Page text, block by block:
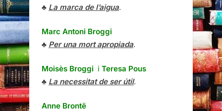
♣ La marca de l’aigua.
Marc Antoni Broggi
♣ Per una mort apropiada.
Moisès Broggi i Teresa Pous
♣ La necessitat de ser útil.
Anne Brontë